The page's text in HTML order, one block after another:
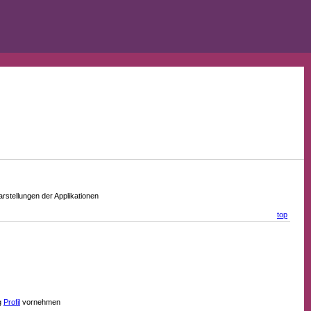
der Applikationen
top
Profil vornehmen